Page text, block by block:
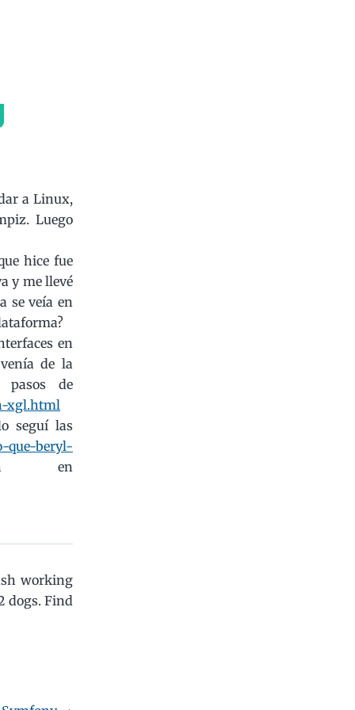
a Linux,
Luego
hice fue
y me llevé
se veía en
en
de la
pasos de
xgl.html
seguí las
que-beryl-
en
working
dogs. Find